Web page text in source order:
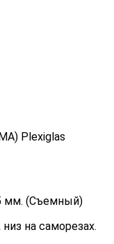
Plexiglas
мм. (Съемный)
на саморезах.